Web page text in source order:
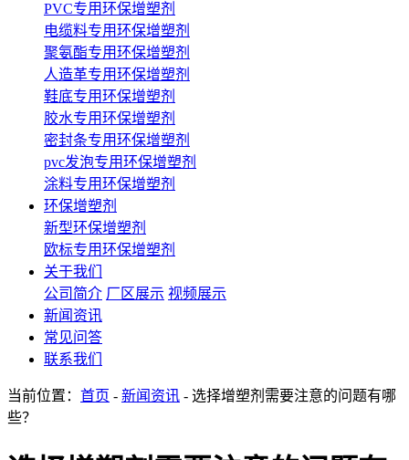
PVC专用环保增塑剂
电缆料专用环保增塑剂
聚氨酯专用环保增塑剂
人造革专用环保增塑剂
鞋底专用环保增塑剂
胶水专用环保增塑剂
密封条专用环保增塑剂
pvc发泡专用环保增塑剂
涂料专用环保增塑剂
环保增塑剂
新型环保增塑剂
欧标专用环保增塑剂
关于我们
公司简介 厂区展示 视频展示
新闻资讯
常见问答
联系我们
当前位置： 首页 - 新闻资讯 - 选择增塑剂需要注意的问题有哪
些？